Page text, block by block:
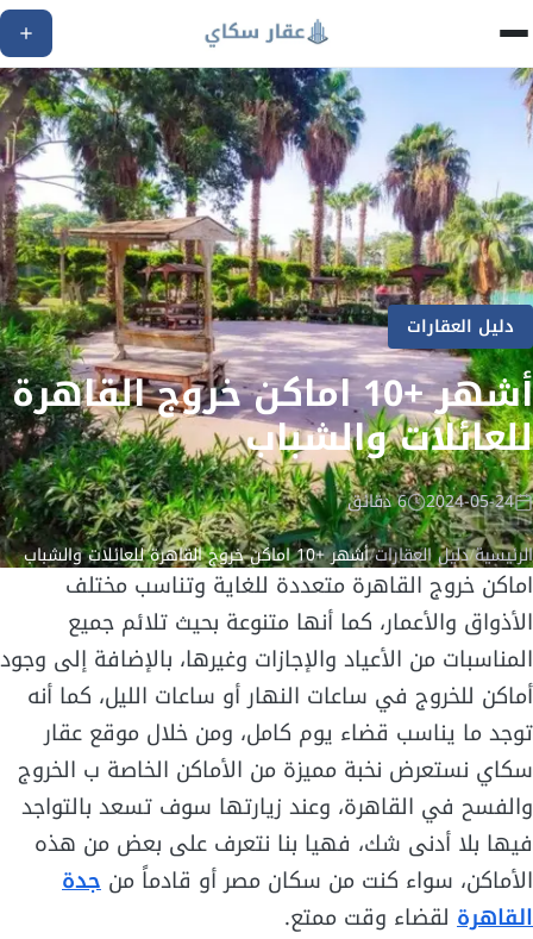
دليل العقارات
أشهر +10 اماكن خروج القاهرة
للعائلات والشباب
2024-05-24 6 دقائق
الرئيسية/دليل العقارات/أشهر +10 اماكن خروج القاهرة للعائلات والشباب
اماكن خروج القاهرة متعددة للغاية وتناسب مختلف
الأذواق والأعمار، كما أنها متنوعة بحيث تلائم جميع
المناسبات من الأعياد والإجازات وغيرها، بالإضافة إلى وجود
أماكن للخروج في ساعات النهار أو ساعات الليل، كما أنه
توجد ما يناسب قضاء يوم كامل، ومن خلال موقع عقار
سكاي نستعرض نخبة مميزة من الأماكن الخاصة ب الخروج
والفسح في القاهرة، وعند زيارتها سوف تسعد بالتواجد
فيها بلا أدنى شك، فهيا بنا نتعرف على بعض من هذه
الأماكن، سواء كنت من سكان مصر أو قادماً من جدة
القاهرة لقضاء وقت ممتع.